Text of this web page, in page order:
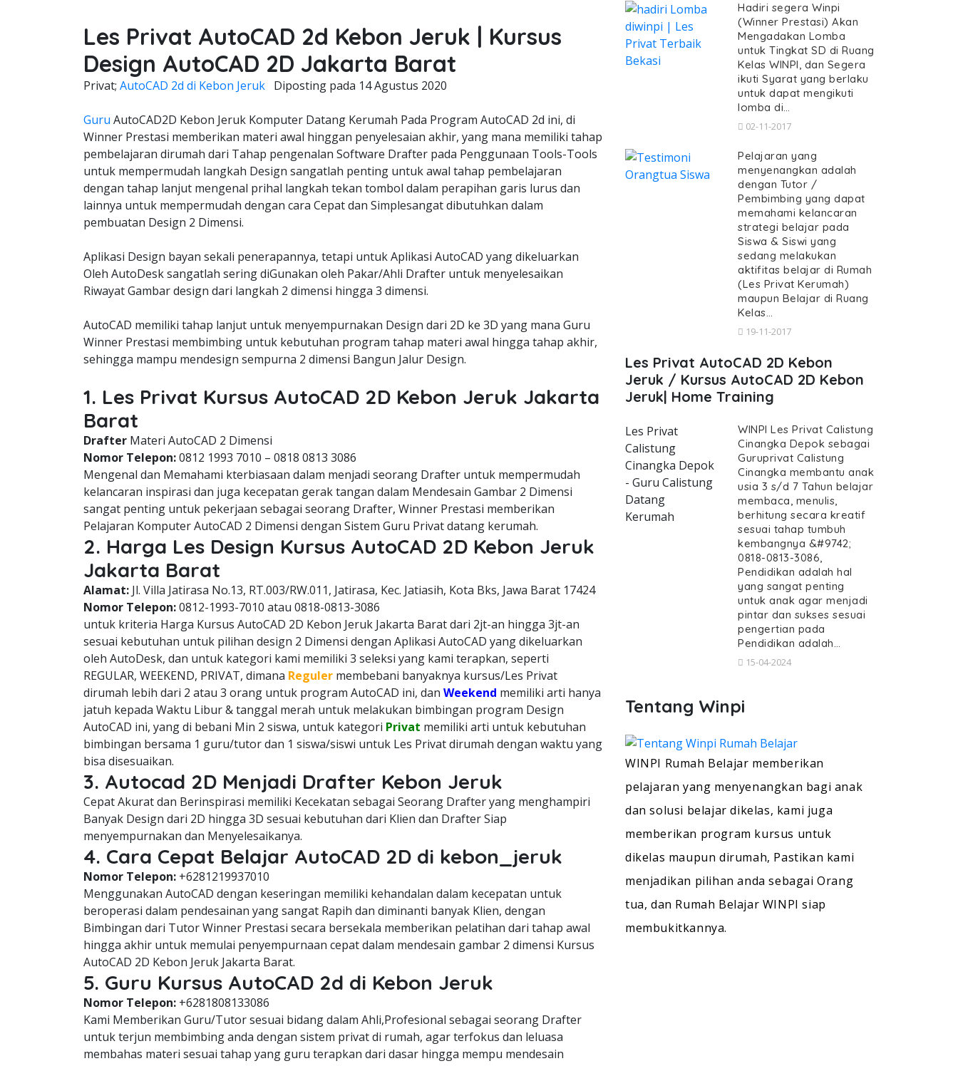
Les Privat AutoCAD 2d Kebon Jeruk | Kursus
Design AutoCAD 2D Jakarta Barat
Privat; AutoCAD 2d di Kebon Jeruk Diposting pada 14 Agustus 2020
Guru AutoCAD2D Kebon Jeruk Komputer Datang Kerumah Pada Program AutoCAD 2d ini, di
Winner Prestasi memberikan materi awal hinggan penyelesaian akhir, yang mana memiliki tahap
pembelajaran dirumah dari Tahap pengenalan Software Drafter pada Penggunaan Tools-Tools
untuk mempermudah langkah Design sangatlah penting untuk awal tahap pembelajaran
dengan tahap lanjut mengenal prihal langkah tekan tombol dalam perapihan garis lurus dan
lainnya untuk mempermudah dengan cara Cepat dan Simplesangat dibutuhkan dalam
pembuatan Design 2 Dimensi.
Aplikasi Design bayan sekali penerapannya, tetapi untuk Aplikasi AutoCAD yang dikeluarkan
Oleh AutoDesk sangatlah sering diGunakan oleh Pakar/Ahli Drafter untuk menyelesaikan
Riwayat Gambar design dari langkah 2 dimensi hingga 3 dimensi.
AutoCAD memiliki tahap lanjut untuk menyempurnakan Design dari 2D ke 3D yang mana Guru
Winner Prestasi membimbing untuk kebutuhan program tahap materi awal hingga tahap akhir,
sehingga mampu mendesign sempurna 2 dimensi Bangun Jalur Design.
1. Les Privat Kursus AutoCAD 2D Kebon Jeruk Jakarta
Barat
Drafter Materi AutoCAD 2 Dimensi
Nomor Telepon:0812 1993 7010 – 0818 0813 3086
Mengenal dan Memahami kterbiasaan dalam menjadi seorang Drafter untuk mempermudah
kelancaran inspirasi dan juga kecepatan gerak tangan dalam Mendesain Gambar 2 Dimensi
sangat penting untuk pekerjaan sebagai seorang Drafter, Winner Prestasi memberikan
Pelajaran Komputer AutoCAD 2 Dimensi dengan Sistem Guru Privat datang kerumah.
2. Harga Les Design Kursus AutoCAD 2D Kebon Jeruk
Jakarta Barat
Alamat: Jl. Villa Jatirasa No.13, RT.003/RW.011, Jatirasa, Kec. Jatiasih, Kota Bks, Jawa Barat 17424
Nomor Telepon:0812-1993-7010 atau 0818-0813-3086
untuk kriteria Harga Kursus AutoCAD 2D Kebon Jeruk Jakarta Barat dari 2jt-an hingga 3jt-an
sesuai kebutuhan untuk pilihan design 2 Dimensi dengan Aplikasi AutoCAD yang dikeluarkan
oleh AutoDesk, dan untuk kategori kami memiliki 3 seleksi yang kami terapkan, seperti
REGULAR, WEEKEND, PRIVAT, dimana Reguler membebani banyaknya kursus/Les Privat
dirumah lebih dari 2 atau 3 orang untuk program AutoCAD ini, dan Weekend memiliki arti hanya
jatuh kepada Waktu Libur & tanggal merah untuk melakukan bimbingan program Design
AutoCAD ini, yang di bebani Min 2 siswa, untuk kategori Privat memiliki arti untuk kebutuhan
bimbingan bersama 1 guru/tutor dan 1 siswa/siswi untuk Les Privat dirumah dengan waktu yang
bisa disesuaikan.
3. Autocad 2D Menjadi Drafter Kebon Jeruk
Cepat Akurat dan Berinspirasi memiliki Kecekatan sebagai Seorang Drafter yang menghampiri
Banyak Design dari 2D hingga 3D sesuai kebutuhan dari Klien dan Drafter Siap
menyempurnakan dan Menyelesaikanya.
4. Cara Cepat Belajar AutoCAD 2D di kebon_jeruk
Nomor Telepon: +6281219937010
Menggunakan AutoCAD dengan keseringan memiliki kehandalan dalam kecepatan untuk
beroperasi dalam pendesainan yang sangat Rapih dan diminanti banyak Klien, dengan
Bimbingan dari Tutor Winner Prestasi secara bersekala memberikan pelatihan dari tahap awal
hingga akhir untuk memulai penyempurnaan cepat dalam mendesain gambar 2 dimensi Kursus
AutoCAD 2D Kebon Jeruk Jakarta Barat.
5. Guru Kursus AutoCAD 2d di Kebon Jeruk
Nomor Telepon: +6281808133086
Kami Memberikan Guru/Tutor sesuai bidang dalam Ahli,Profesional sebagai seorang Drafter
untuk terjun membimbing anda dengan sistem privat di rumah, agar terfokus dan leluasa
membahas materi sesuai tahap yang guru terapkan dari dasar hingga mempu mendesain
Hadiri segera Winpi
(Winner Prestasi) Akan
Mengadakan Lomba
untuk Tingkat SD di Ruang
Kelas WINPI, dan Segera
ikuti Syarat yang berlaku
untuk dapat mengikuti
lomba di…
02-11-2017
Pelajaran yang
menyenangkan adalah
dengan Tutor /
Pembimbing yang dapat
memahami kelancaran
strategi belajar pada
Siswa & Siswi yang
sedang melakukan
aktifitas belajar di Rumah
(Les Privat Kerumah)
maupun Belajar di Ruang
Kelas…
19-11-2017
Les Privat AutoCAD 2D Kebon
Jeruk / Kursus AutoCAD 2D Kebon
Jeruk| Home Training
Les Privat
Calistung
Cinangka Depok
- Guru Calistung
Datang
Kerumah
WINPI Les Privat Calistung
Cinangka Depok sebagai
Guruprivat Calistung
Cinangka membantu anak
usia 3 s/d 7 Tahun belajar
membaca, menulis,
berhitung secara kreatif
sesuai tahap tumbuh
kembangnya &#9742;
0818-0813-3086,
Pendidikan adalah hal
yang sangat penting
untuk anak agar menjadi
pintar dan sukses sesuai
pengertian pada
Pendidikan adalah…
15-04-2024
Tentang Winpi
WINPI Rumah Belajar memberikan
pelajaran yang menyenangkan bagi anak
dan solusi belajar dikelas, kami juga
memberikan program kursus untuk
dikelas maupun dirumah, Pastikan kami
menjadikan pilihan anda sebagai Orang
tua, dan Rumah Belajar WINPI siap
membukitkannya.